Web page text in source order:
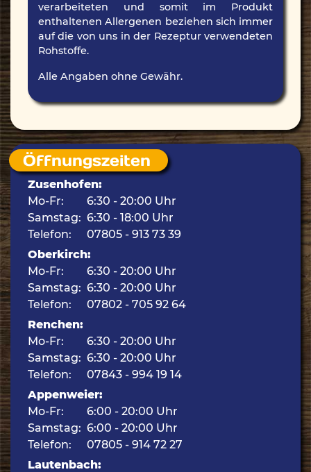
verarbeiteten und somit im Produkt
enthaltenen Allergenen beziehen sich immer
auf die von uns in der Rezeptur verwendeten
Rohstoffe.
Alle Angaben ohne Gewähr.
Öffnungszeiten
Zusenhofen:
Mo-Fr:
Samstag:
Telefon:
6:30 - 20:00 Uhr
6:30 - 18:00 Uhr
07805 - 913 73 39
Oberkirch:
Mo-Fr:
Samstag:
Telefon:
6:30 - 20:00 Uhr
6:30 - 20:00 Uhr
07802 - 705 92 64
Renchen:
Mo-Fr:
Samstag:
Telefon:
6:30 - 20:00 Uhr
6:30 - 20:00 Uhr
07843 - 994 19 14
Appenweier:
Mo-Fr:
Samstag:
Telefon:
6:00 - 20:00 Uhr
6:00 - 20:00 Uhr
07805 - 914 72 27
Lautenbach: